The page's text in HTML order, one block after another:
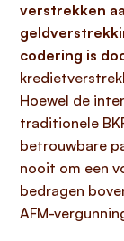
verstrekken
codering is
Hoewel de
traditionele
betrouwbare
nooit om een
bedragen
AFM-